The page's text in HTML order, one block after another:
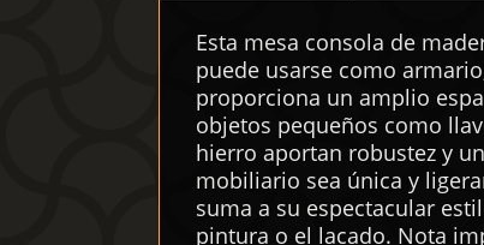
Esta mesa consola de
puede usarse como
proporciona un amplio
objetos pequeños como
hierro aportan robustez y
mobiliario sea única y
suma a su espectacular
pintura o el lacado. Nota